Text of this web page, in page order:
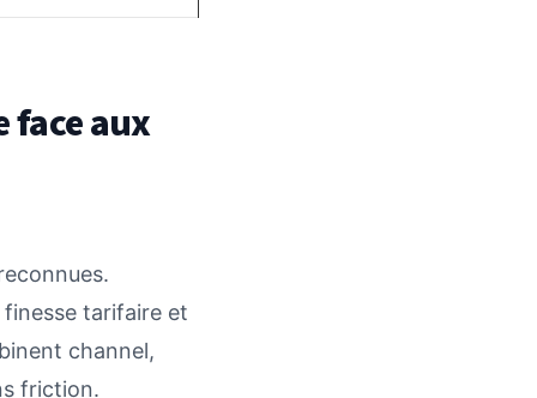
aux
finesse tarifaire et
channel,
friction.